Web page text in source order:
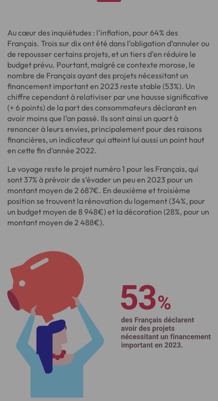
Au cœur des inquiétudes : l’inflation, pour 64% des
Français. Trois sur dix ont été dans l’obligation d’annuler ou
de repousser certains projets, et un tiers d’en réduire le
budget prévu. Pourtant, malgré ce contexte morose, le
nombre de Français ayant des projets nécessitant un
financement important en 2023 reste stable (53%). Un
chiffre cependant à relativiser par une hausse significative
(+ 6 points) de la part des consommateurs déclarant en
avoir moins que l’an passé. Ils sont ainsi un quart à
renoncer à leurs envies, principalement pour des raisons
financières, un indicateur qui atteint lui aussi un point haut
en cette fin d’année 2022.
Le voyage reste le projet numéro 1 pour les Français, qui
sont 37% à prévoir de s’évader un peu en 2023 pour un
montant moyen de 2 687€. En deuxième et troisième
position se trouvent la rénovation du logement (34%, pour
un budget moyen de 8 948€) et la décoration (28%, pour un
montant moyen de 2 488€).